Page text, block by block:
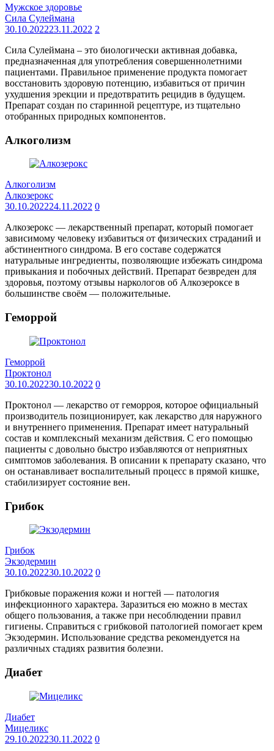
Мужское здоровье
Сила Сулеймана
30.10.202223.11.2022 2
Сила Сулеймана – это биологически активная добавка,
предназначенная для употребления совершеннолетними
пациентами. Правильное применение продукта помогает
восстановить здоровую потенцию, избавиться от причин
ухудшения эрекции и предотвратить рецидив в будущем.
Препарат создан по старинной рецептуре, из тщательно
отобранных природных компонентов.
Алкоголизм
Алкоголизм
Алкозерокс
30.10.202224.11.2022 0
Алкозерокс — лекарственный препарат, который помогает
зависимому человеку избавиться от физических страданий и
абстинентного синдрома. В его составе содержатся
натуральные ингредиенты, позволяющие избежать синдрома
привыкания и побочных действий. Препарат безвреден для
здоровья, поэтому отзывы наркологов об Алкозероксе в
большинстве своём — положительные.
Геморрой
Геморрой
Проктонол
30.10.202230.10.2022 0
Проктонол — лекарство от геморроя, которое официальный
производитель позиционирует, как лекарство для наружного
и внутреннего применения. Препарат имеет натуральный
состав и комплексный механизм действия. С его помощью
пациенты с довольно быстро избавляются от неприятных
симптомов заболевания. В описании к препарату сказано, что
он останавливает воспалительный процесс в прямой кишке,
стабилизирует состояние вен.
Грибок
Грибок
Экзодермин
30.10.202230.10.2022 0
Грибковые поражения кожи и ногтей — патология
инфекционного характера. Заразиться ею можно в местах
общего пользования, а также при несоблюдении правил
гигиены. Справиться с грибковой патологией помогает крем
Экзодермин. Использование средства рекомендуется на
различных стадиях развития болезни.
Диабет
Диабет
Мицеликс
29.10.202230.11.2022 0